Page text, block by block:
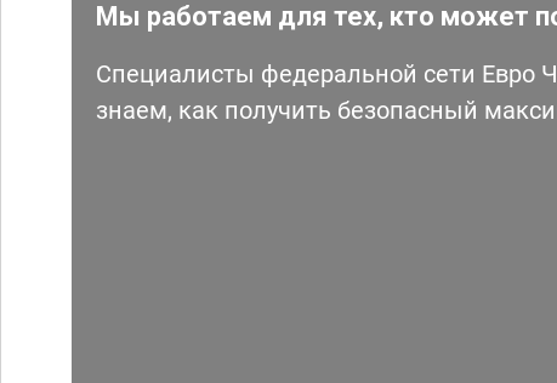
Мы работаем для тех, кто может
Специалисты федеральной сети Евро
знаем, как получить безопасный